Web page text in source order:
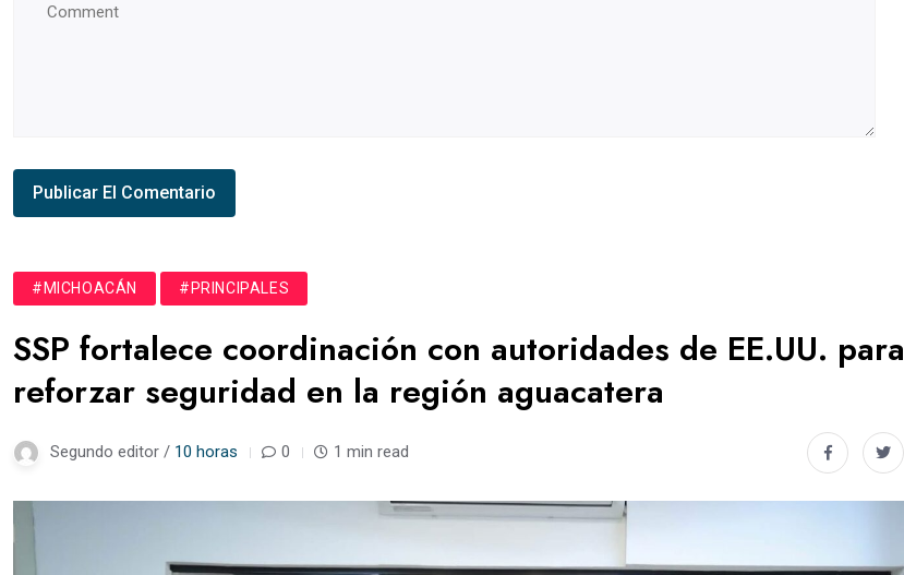
#MICHOACÁN #PRINCIPALES
SSP fortalece coordinación con autoridades de EE.UU. para
reforzar seguridad en la región aguacatera
Segundo editor / 10 horas 0 1 min read